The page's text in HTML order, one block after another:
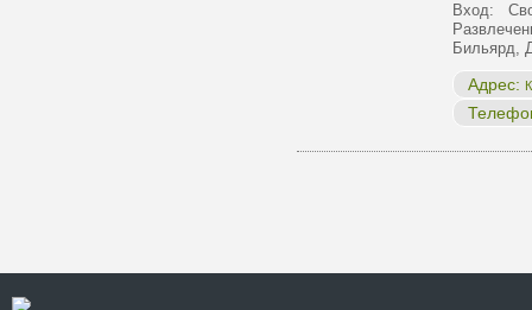
Вход:
Бильярд,
Адрес: